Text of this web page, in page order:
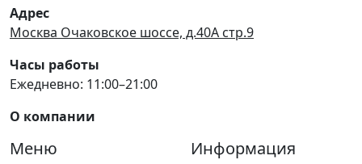
Адрес
Москва Очаковское шоссе, д.40А стр.9
Часы работы
Ежедневно: 11:00–21:00
О компании
Меню Информация